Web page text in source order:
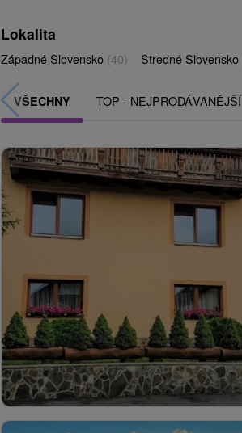
Lokalita
Západné Slovensko (40) Stredné Slovensko
VŠECHNY TOP - NEJPRODÁVANĚJŠÍ